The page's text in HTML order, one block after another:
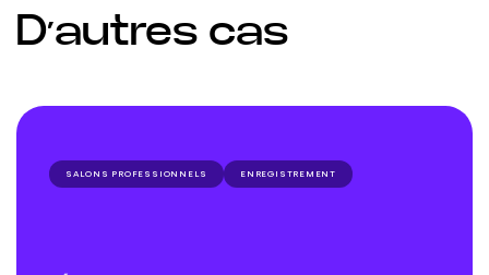
D’autres cas
SALONS PROFESSIONNELS ENREGISTREMENT